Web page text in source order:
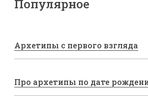
Популярное
Архетипы с первого взгляда
Про архетипы по дате